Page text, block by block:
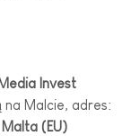
Invest
na Malcie, adres:
(EU)